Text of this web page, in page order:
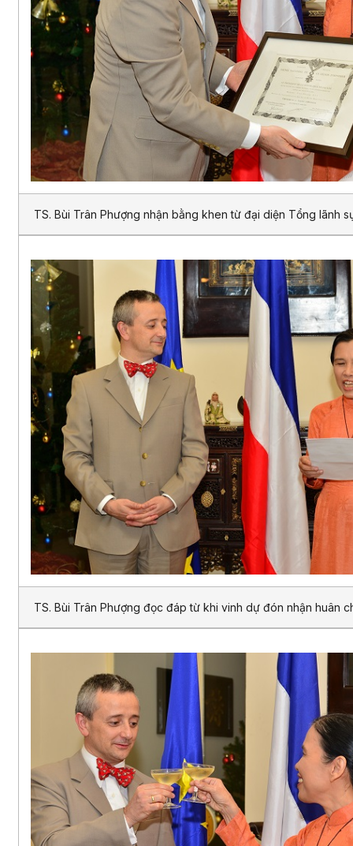
TS. Bùi Trân Phượng nhận bằng khen từ đại diện Tổng lãnh
TS. Bùi Trân Phượng đọc đáp từ khi vinh dự đón nhận huân